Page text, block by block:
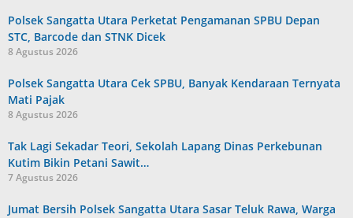
Polsek Sangatta Utara Perketat Pengamanan SPBU Depan
STC, Barcode dan STNK Dicek
8 Agustus 2026
Polsek Sangatta Utara Cek SPBU, Banyak Kendaraan Ternyata
Mati Pajak
8 Agustus 2026
Tak Lagi Sekadar Teori, Sekolah Lapang Dinas Perkebunan
Kutim Bikin Petani Sawit…
7 Agustus 2026
Jumat Bersih Polsek Sangatta Utara Sasar Teluk Rawa, Warga